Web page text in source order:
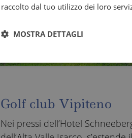
Golf club Vipiteno
Nei pressi dell’Hotel
raccolto dal tuo utilizzo dei loro
MOSTRA DETTAGLI